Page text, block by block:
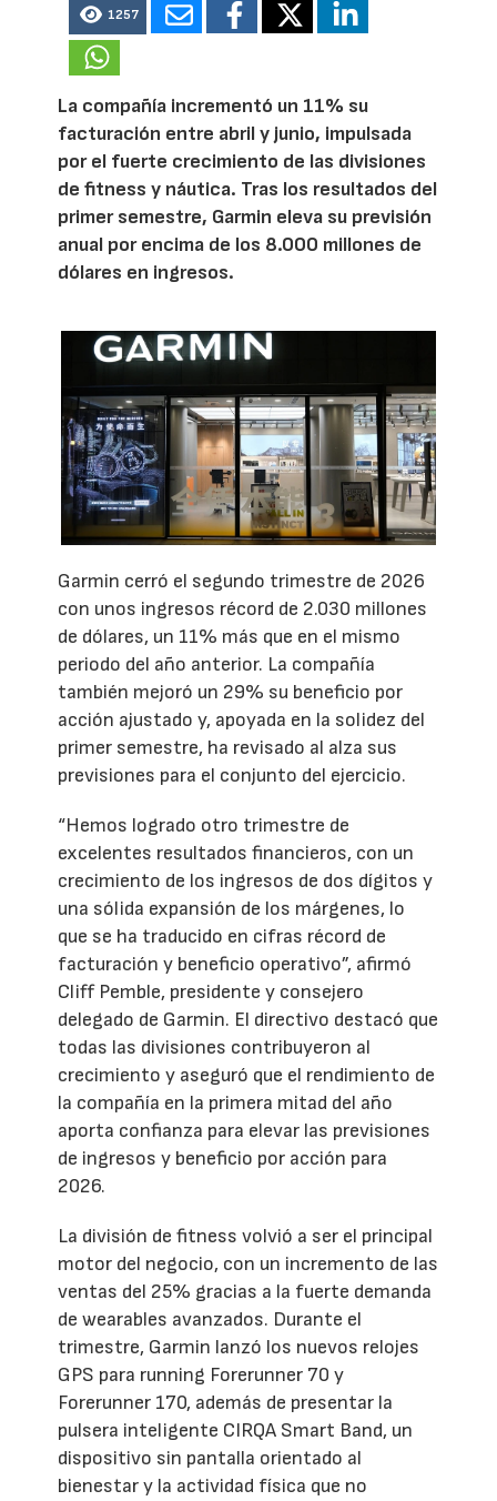
1257
La compañía incrementó un 11% su
facturación entre abril y junio, impulsada
por el fuerte crecimiento de las divisiones
de fitness y náutica. Tras los resultados del
primer semestre, Garmin eleva su previsión
anual por encima de los 8.000 millones de
dólares en ingresos.
Garmin cerró el segundo trimestre de 2026
con unos ingresos récord de 2.030 millones
de dólares, un 11% más que en el mismo
periodo del año anterior. La compañía
también mejoró un 29% su beneficio por
acción ajustado y, apoyada en la solidez del
primer semestre, ha revisado al alza sus
previsiones para el conjunto del ejercicio.
“Hemos logrado otro trimestre de
excelentes resultados financieros, con un
crecimiento de los ingresos de dos dígitos y
una sólida expansión de los márgenes, lo
que se ha traducido en cifras récord de
facturación y beneficio operativo”, afirmó
Cliff Pemble, presidente y consejero
delegado de Garmin. El directivo destacó que
todas las divisiones contribuyeron al
crecimiento y aseguró que el rendimiento de
la compañía en la primera mitad del año
aporta confianza para elevar las previsiones
de ingresos y beneficio por acción para
2026.
La división de fitness volvió a ser el principal
motor del negocio, con un incremento de las
ventas del 25% gracias a la fuerte demanda
de wearables avanzados. Durante el
trimestre, Garmin lanzó los nuevos relojes
GPS para running Forerunner 70 y
Forerunner 170, además de presentar la
pulsera inteligente CIRQA Smart Band, un
dispositivo sin pantalla orientado al
bienestar y la actividad física que no